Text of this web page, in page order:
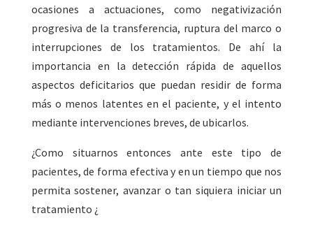
ocasiones a actuaciones, como negativización
progresiva de la transferencia, ruptura del marco o
interrupciones de los tratamientos. De ahí la
importancia en la detección rápida de aquellos
aspectos deficitarios que puedan residir de forma
más o menos latentes en el paciente, y el intento
mediante intervenciones breves, de ubicarlos.
¿Como situarnos entonces ante este tipo de
pacientes, de forma efectiva y en un tiempo que nos
permita sostener, avanzar o tan siquiera iniciar un
tratamiento ¿